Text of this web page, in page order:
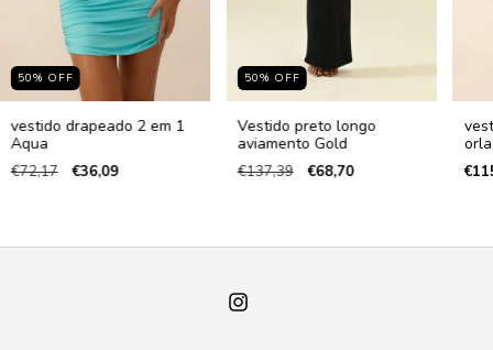
50% OFF
vestido drapeado 2 em 1
Aqua
€72,17 €36,09
50% OFF
Vestido preto longo
aviamento Gold
€137,39 €68,70
orla